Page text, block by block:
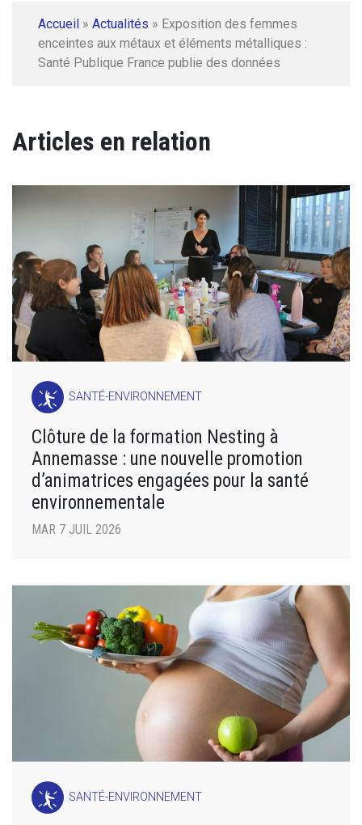
Accueil » Actualités » Exposition des femmes
enceintes aux métaux et éléments métalliques :
Santé Publique France publie des données
Articles en relation
SANTÉ-ENVIRONNEMENT
Clôture de la formation Nesting à
Annemasse : une nouvelle promotion
d’animatrices engagées pour la santé
environnementale
MAR 7 JUIL 2026
SANTÉ-ENVIRONNEMENT